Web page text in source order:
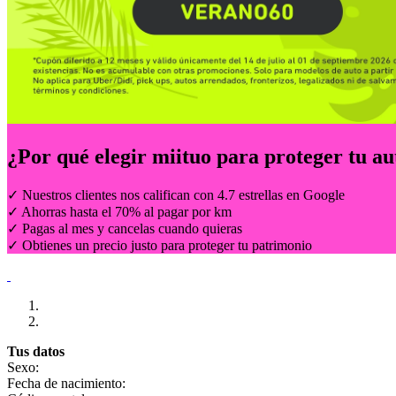
¿Por qué elegir miituo para proteger tu
✓ Nuestros clientes nos califican con 4.7 estrellas en Google
✓ Ahorras hasta el 70% al pagar por km
✓ Pagas al mes y cancelas cuando quieras
✓ Obtienes un precio justo para proteger tu patrimonio
Tus datos
Sexo:
Fecha de nacimiento: